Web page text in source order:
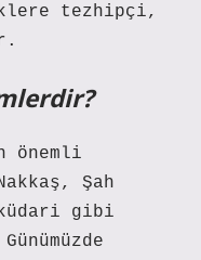
tezhipçi,
önemli
Şah
gibi